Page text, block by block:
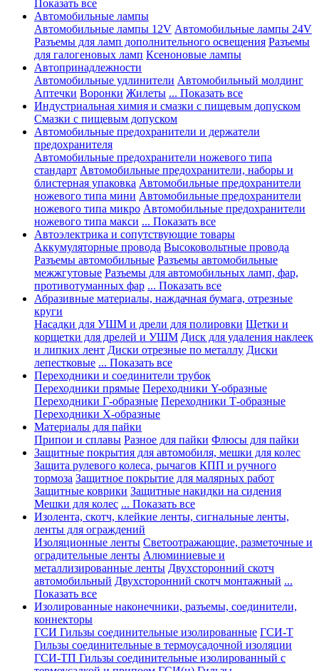
Показать все
Автомобильные лампы
Автомобильные лампы 12V Автомобильные лампы 24V
Разъемы для ламп дополнительного освещения Разъемы
для галогеновых ламп Ксеноновые лампы
Автопринадлежности
Автомобильные удлинители Автомобильный молдинг
Аптечки Воронки Жилеты ... Показать все
Индустриальная химия и смазки с пищевым допуском
Смазки с пищевым допуском
Автомобильные предохранители и держатели
предохранителя
Автомобильные предохранители ножевого типа
стандарт Автомобильные предохранители, наборы и
блистерная упаковка Автомобильные предохранители
ножевого типа мини Автомобильные предохранители
ножевого типа микро Автомобильные предохранители
ножевого типа макси ... Показать все
Автоэлектрика и сопутствующие товары
Аккумуляторные провода Высоковольтные провода
Разъемы автомобильные Разъемы автомобильные
межжгутовые Разъемы для автомобильных ламп, фар,
противотуманных фар ... Показать все
Абразивные материалы, наждачная бумага, отрезные
круги
Насадки для УШМ и дрели для полировки Щетки и
корщетки для дрелей и УШМ Диск для удаления наклеек
и липких лент Диски отрезные по металлу Диски
лепестковые ... Показать все
Переходники и соединители трубок
Переходники прямые Переходники Y-образные
Переходники Г-образные Переходники Т-образные
Переходники Х-образные
Материалы для пайки
Припои и сплавы Разное для пайки Флюсы для пайки
Защитные покрытия для автомобиля, мешки для колес
Защита рулевого колеса, рычагов КПП и ручного
тормоза Защитное покрытие для малярных работ
Защитные коврики Защитные накидки на сидения
Мешки для колес ... Показать все
Изолента, скотч, клейкие ленты, сигнальные ленты,
ленты для ограждений
Изоляционные ленты Светоотражающие, разметочные и
оградительные ленты Алюминиевые и
металлизированные ленты Двухсторонний скотч
автомобильный Двухсторонний скотч монтажный ...
Показать все
Изолированные наконечники, разъемы, соединители,
коннекторы
ГСИ Гильзы соединительные изолированные ГСИ-Т
Гильзы соединительные в термоусадочной изоляции
ГСИ-ТП Гильзы соединительные изолированный с